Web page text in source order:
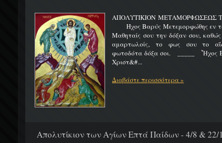
ΑΠΟΛΥΤΙΚΙΟΝ
Ήχος Βαρύς Μετεμορφώθης εν τω
Μαθηταίς σου την δόξαν σου,
αμαρτωλοίς, το φως σου το
φωτοδότα δόξα σοι. _____ Ἦχος
Χριστ&#...
Διαβάστε περισσότερα »
Απολυτίκιον των Αγίων Επτά Παίδων - 4/8 & 22/